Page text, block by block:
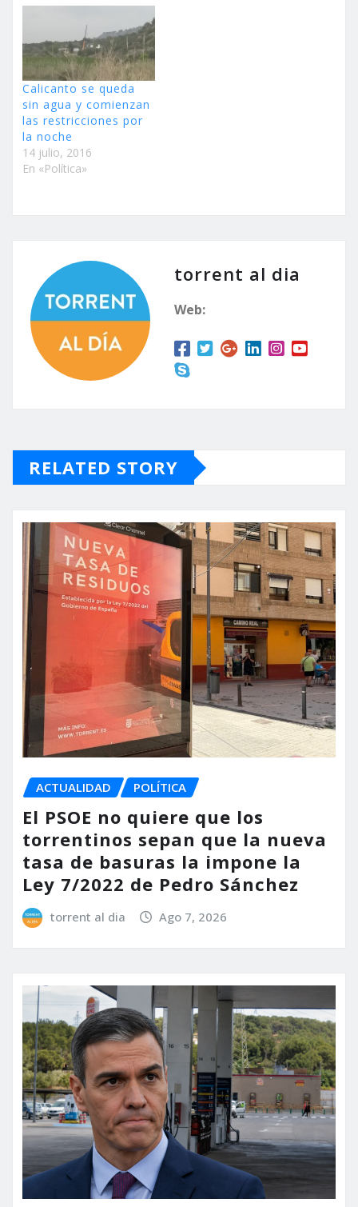
Calicanto se queda
sin agua y comienzan
las restricciones por
la noche
14 julio, 2016
En «Política»
torrent al dia
Web:
RELATED STORY
ACTUALIDAD POLÍTICA
El PSOE no quiere que los
torrentinos sepan que la nueva
tasa de basuras la impone la
Ley 7/2022 de Pedro Sánchez
torrent al dia Ago 7, 2026